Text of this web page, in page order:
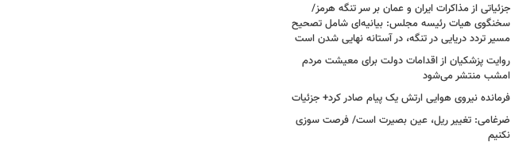
جزئیاتی از مذاکرات ایران و عمان بر سر تنگه هرمز/
سخنگوی هیات رئیسه مجلس: بیانیه‌ای شامل تصحیح
مسیر تردد دریایی در تنگه، در آستانه نهایی شدن است
روایت پزشکیان از اقدامات دولت برای معیشت مردم
امشب منتشر می‌شود
فرمانده نیروی هوایی ارتش یک پیام صادر کرد+ جزئیات
ضرغامی: تغییر ریل، عین بصیرت است/ فرصت سوزی
نکنیم